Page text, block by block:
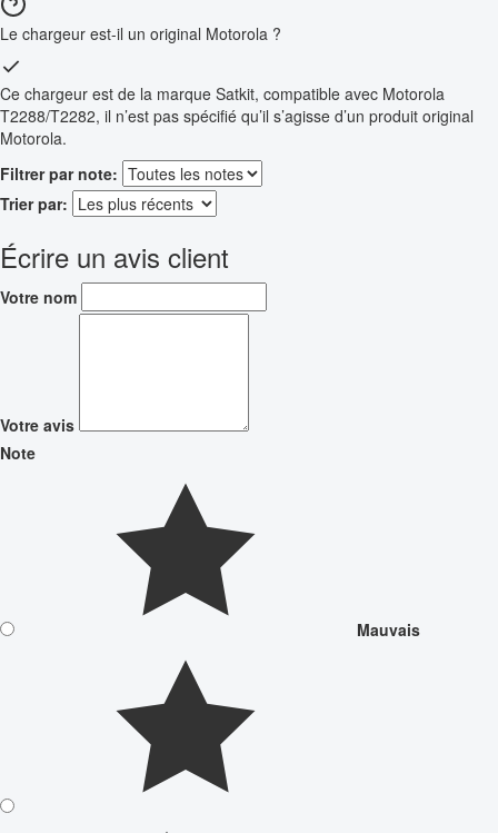
Le chargeur est-il un original Motorola ?
Ce chargeur est de la marque Satkit, compatible avec Motorola
T2288/T2282, il n’est pas spécifié qu’il s’agisse d’un produit original
Motorola.
Filtrer par note:
Trier par:
Écrire un avis client
Votre nom
Votre avis
Note
Mauvais